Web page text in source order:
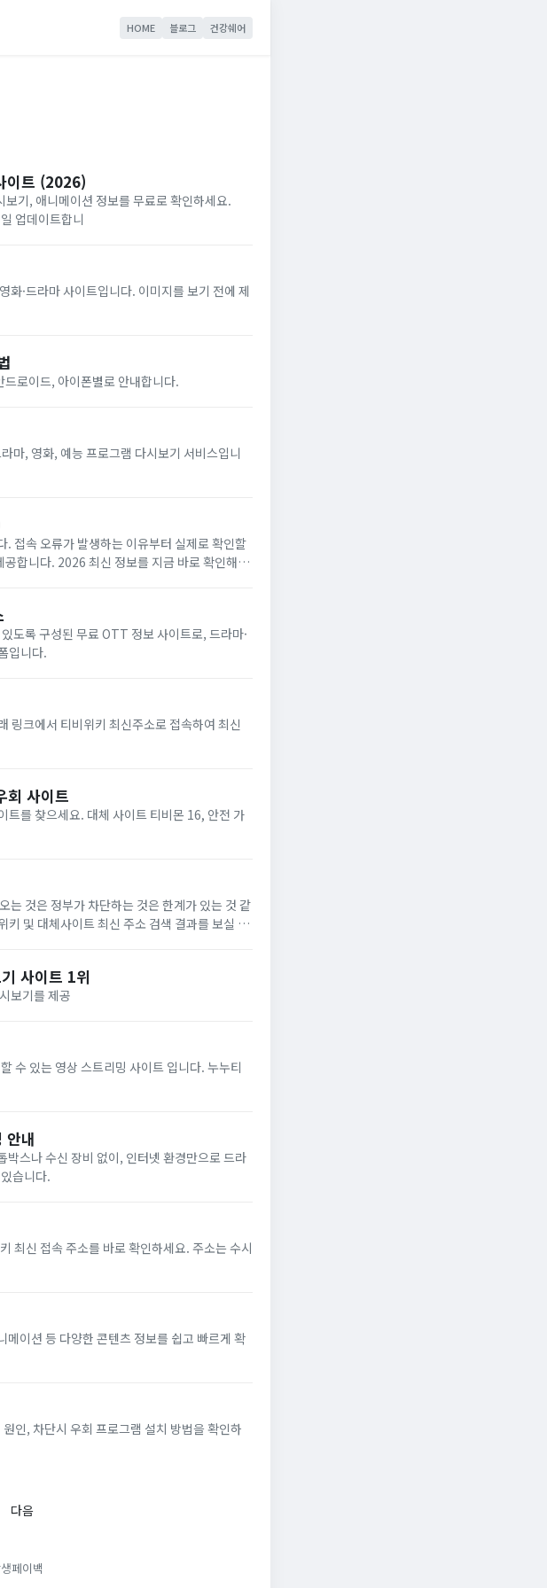
HOME 블로그 건강쉐어
이트 (2026)
기, 애니메이션 정보를 무료로 확인하세요.
업데이트합니
화·드라마 사이트입니다. 이미지를 보기 전에 제
로이드, 아이폰별로 안내합니다.
마, 영화, 예능 프로그램 다시보기 서비스입니
접속 오류가 발생하는 이유부터 실제로 확인할
합니다. 2026 최신 정보를 지금 바로 확인해보
도록 구성된 무료 OTT 정보 사이트로, 드라마·
입니다.
링크에서 티비위키 최신주소로 접속하여 최신
사이트
트를 찾으세요. 대체 사이트 티비몬 16, 안전 가
는 것은 정부가 차단하는 것은 한계가 있는 것 같
및 대체사이트 최신 주소 검색 결과를 보실 수
사이트 1위
보기를 제공
수 있는 영상 스트리밍 사이트 입니다. 누누티
안내
스나 수신 장비 없이, 인터넷 환경만으로 드라
습니다.
최신 접속 주소를 바로 확인하세요. 주소는 수시
이션 등 다양한 콘텐츠 정보를 쉽고 빠르게 확
인, 차단시 우회 프로그램 설치 방법을 확인하
다음
페이백